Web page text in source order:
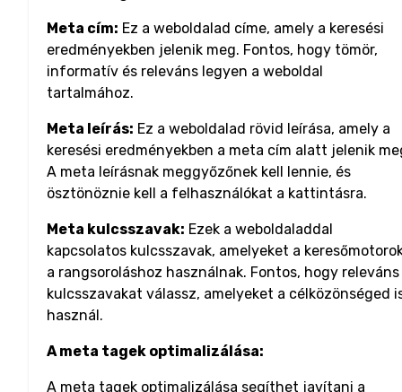
Meta cím: Ez a weboldalad címe, amely a keresési
eredményekben jelenik meg. Fontos, hogy tömör,
informatív és releváns legyen a weboldal
tartalmához.
Meta leírás: Ez a weboldalad rövid leírása, amely a
keresési eredményekben a meta cím alatt jelenik
A meta leírásnak meggyőzőnek kell lennie, és
ösztönöznie kell a felhasználókat a kattintásra.
Meta kulcsszavak: Ezek a weboldaladdal
kapcsolatos kulcsszavak, amelyeket a
a rangsoroláshoz használnak. Fontos, hogy releváns
kulcsszavakat válassz, amelyeket a célközönséged
használ.
A meta tagek optimalizálása:
A meta tagek optimalizálása segíthet javítani a